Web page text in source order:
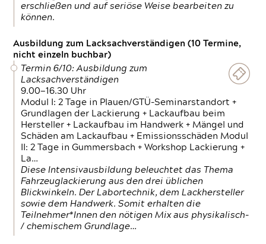
erschließen und auf seriöse Weise bearbeiten zu
können.
Ausbildung zum Lacksachverständigen (10 Termine,
nicht einzeln buchbar)
Termin 6/10: Ausbildung zum
Lacksachverständigen
9.00—16.30 Uhr
Modul I: 2 Tage in Plauen/GTÜ-Seminarstandort +
Grundlagen der Lackierung + Lackaufbau beim
Hersteller + Lackaufbau im Handwerk + Mängel und
Schäden am Lackaufbau + Emissionsschäden Modul
II: 2 Tage in Gummersbach + Workshop Lackierung +
La…
Diese Intensivausbildung beleuchtet das Thema
Fahrzeuglackierung aus den drei üblichen
Blickwinkeln. Der Labortechnik, dem Lackhersteller
sowie dem Handwerk. Somit erhalten die
Teilnehmer*Innen den nötigen Mix aus physikalisch-
/ chemischem Grundlage…